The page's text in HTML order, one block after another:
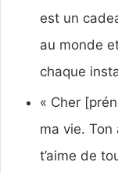
est un
au monde
chaque
« Cher
ma vie.
t’aime de